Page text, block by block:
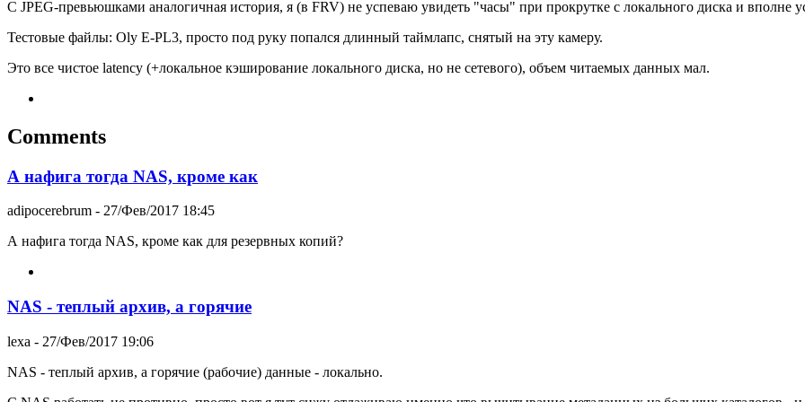
С JPEG-превьюшками аналогичная история, я (в FRV) не успеваю увидеть "часы" при прокрутке с локального диска и вполне
Тестовые файлы: Oly E-PL3, просто под руку попался длинный таймлапс, снятый на эту камеру.
Это все чистое latency (+локальное кэширование локального диска, но не сетевого), объем читаемых данных мал.
Comments
А нафига тогда NAS, кроме как
adipocerebrum - 27/Фев/2017 18:45
А нафига тогда NAS, кроме как для резервных копий?
NAS - теплый архив, а горячие
lexa - 27/Фев/2017 19:06
NAS - теплый архив, а горячие (рабочие) данные - локально.